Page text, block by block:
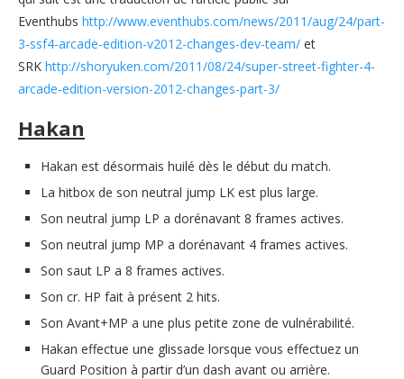
Eventhubs http://www.eventhubs.com/news/2011/aug/24/part-
3-ssf4-arcade-edition-v2012-changes-dev-team/ et
SRK http://shoryuken.com/2011/08/24/super-street-fighter-4-
arcade-edition-version-2012-changes-part-3/
Hakan
Hakan est désormais huilé dès le début du match.
La hitbox de son neutral jump LK est plus large.
Son neutral jump LP a dorénavant 8 frames actives.
Son neutral jump MP a dorénavant 4 frames actives.
Son saut LP a 8 frames actives.
Son cr. HP fait à présent 2 hits.
Son Avant+MP a une plus petite zone de vulnérabilité.
Hakan effectue une glissade lorsque vous effectuez un
Guard Position à partir d’un dash avant ou arrière.